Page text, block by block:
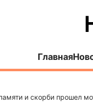
Главная
и скорби прошел